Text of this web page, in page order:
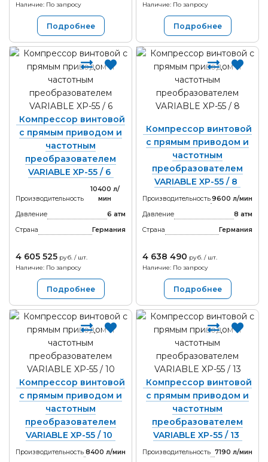
Наличие: По запросу
Подробнее
Наличие: По запросу
Подробнее
Компрессор винтовой
с прямым приводом и
частотным
преобразователем
VARIABLE XP-55 / 6
Производительность
10400 л/
мин
Давление
6 атм
Страна
Германия
4 605 525 руб. / шт.
Наличие: По запросу
Подробнее
Компрессор винтовой
с прямым приводом и
частотным
преобразователем
VARIABLE XP-55 / 8
Производительность9600 л/мин
Давление
8 атм
Страна
Германия
4 638 490 руб. / шт.
Наличие: По запросу
Подробнее
Компрессор винтовой
с прямым приводом и
частотным
преобразователем
VARIABLE XP-55 / 10
Производительность 8400 л/мин
Компрессор винтовой
с прямым приводом и
частотным
преобразователем
VARIABLE XP-55 / 13
Производительность 7190 л/мин